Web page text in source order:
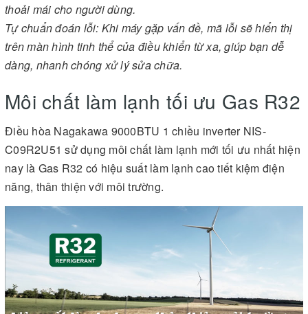
thoải mái cho người dùng.
Tự chuẩn đoán lỗi: Khi máy gặp vấn đề, mã lỗi sẽ hiển thị
trên màn hình tinh thể của điều khiển từ xa, giúp bạn dễ
dàng, nhanh chóng xử lý sửa chữa.
Môi chất làm lạnh tối ưu Gas R32
Điều hòa Nagakawa 9000BTU 1 chiều inverter NIS-
C09R2U51 sử dụng môi chất làm lạnh mới tối ưu nhất hiện
nay là Gas R32 có hiệu suất làm lạnh cao tiết kiệm điện
năng, thân thiện với môi trường.